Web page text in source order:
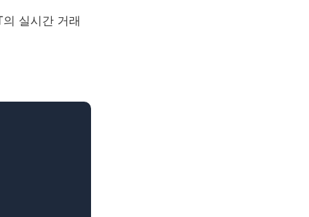
실시간 거래